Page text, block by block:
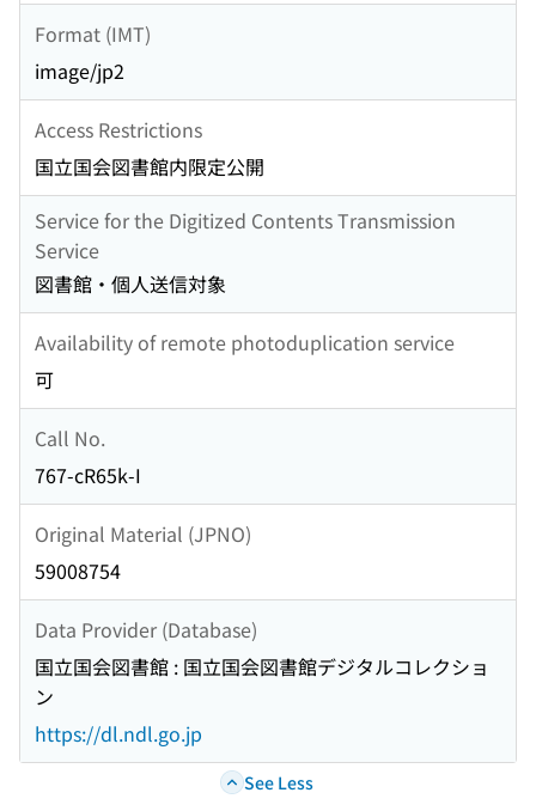
Format (IMT)
image/jp2
Access Restrictions
国立国会図書館内限定公開
Service for the Digitized Contents Transmission
Service
図書館・個人送信対象
Availability of remote photoduplication service
可
Call No.
767-cR65k-I
Original Material (JPNO)
59008754
Data Provider (Database)
国立国会図書館 : 国立国会図書館デジタルコレクショ
ン
https://dl.ndl.go.jp
See Less